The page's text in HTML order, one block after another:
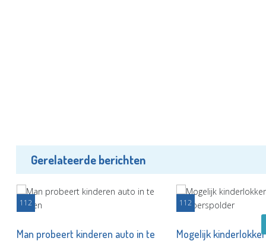
Gerelateerde berichten
112
Man probeert kinderen auto in te
112
Mogelijk